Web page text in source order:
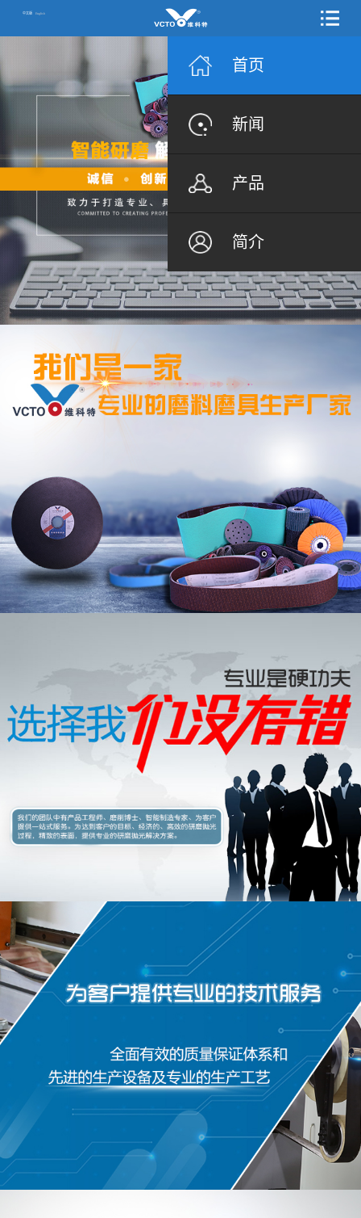
中文版 English
首页
新闻
产品
简介